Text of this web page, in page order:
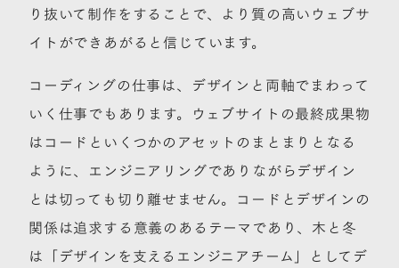
り抜いて制作をすることで、より質の高いウェブサ
イトができあがると信じています。
コーディングの仕事は、デザインと両軸でまわって
いく仕事でもあります。ウェブサイトの最終成果物
はコードといくつかのアセットのまとまりとなる
ように、エンジニアリングでありながらデザイン
とは切っても切り離せません。コードとデザインの
関係は追求する意義のあるテーマであり、木と冬
は「デザインを支えるエンジニアチーム」としてデ